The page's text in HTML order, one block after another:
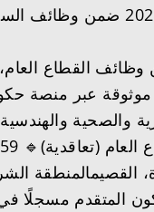
كافة مناطق المملكة ضمن وظائف
عبر منصة
والهندسية
المنورة،
المتقدم مسجلًا